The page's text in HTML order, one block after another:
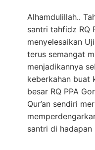
Alhamdulillah..
santri tahfidz RQ
menyelesaikan
terus semangat
menjadikannya
keberkahan buat
besar RQ PPA
Qur’an sendiri
santri di